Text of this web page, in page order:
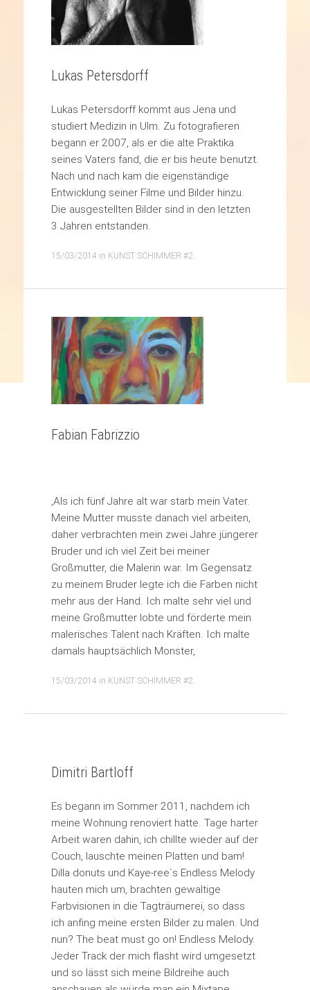
Lukas Petersdorff
Lukas Petersdorff kommt aus Jena und
studiert Medizin in Ulm. Zu fotografieren
begann er 2007, als er die alte Praktika
seines Vaters fand, die er bis heute benutzt.
Nach und nach kam die eigenständige
Entwicklung seiner Filme und Bilder hinzu.
Die ausgestellten Bilder sind in den letzten
3 Jahren entstanden.
15/03/2014 in KUNST SCHIMMER #2.
Fabian Fabrizzio
‚Als ich fünf Jahre alt war starb mein Vater.
Meine Mutter musste danach viel arbeiten,
daher verbrachten mein zwei Jahre jüngerer
Bruder und ich viel Zeit bei meiner
Großmutter, die Malerin war. Im Gegensatz
zu meinem Bruder legte ich die Farben nicht
mehr aus der Hand. Ich malte sehr viel und
meine Großmutter lobte und förderte mein
malerisches Talent nach Kräften. Ich malte
damals hauptsächlich Monster,
15/03/2014 in KUNST SCHIMMER #2.
Dimitri Bartloff
Es begann im Sommer 2011, nachdem ich
meine Wohnung renoviert hatte. Tage harter
Arbeit waren dahin, ich chillte wieder auf der
Couch, lauschte meinen Platten und bam!
Dilla donuts und Kaye-ree`s Endless Melody
hauten mich um, brachten gewaltige
Farbvisionen in die Tagträumerei, so dass
ich anfing meine ersten Bilder zu malen. Und
nun? The beat must go on! Endless Melody.
Jeder Track der mich flasht wird umgesetzt
und so lässt sich meine Bildreihe auch